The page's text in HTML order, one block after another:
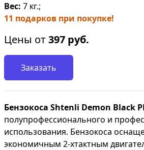
Вес: 7 кг.;
11 подарков при покупке!
Цены от397 руб.
Заказать
Бензокоса Shtenli Demon Black
полупрофессионального и
использования. Бензокоса
экономичным 2-хтактным